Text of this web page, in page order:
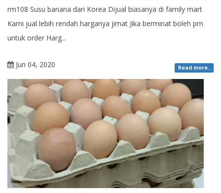
rm108 Susu banana dari Korea Dijual biasanya di family mart
Kami jual lebih rendah harganya jimat Jika berminat boleh pm
untuk order Harg...
Read more..
Jun 04, 2020